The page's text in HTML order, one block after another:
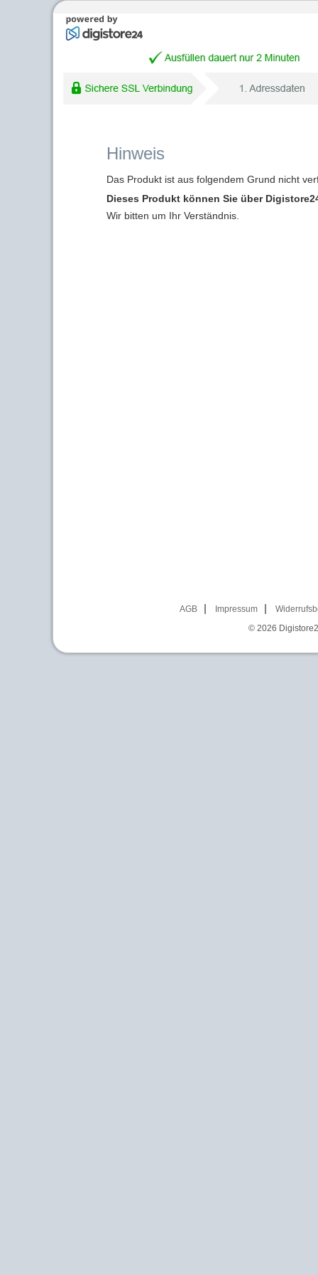
Hinweis
Das Produkt ist aus folgendem Grund nicht
Dieses Produkt können Sie über
Wir bitten um Ihr Verständnis.
AGB Impressum
© 2026